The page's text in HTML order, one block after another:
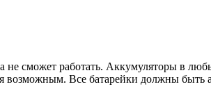
сможет работать. Аккумуляторы в
возможным. Все батарейки должны